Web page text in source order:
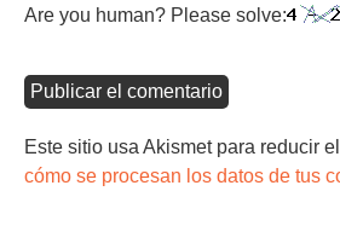
Are you human? Please solve:
Este sitio usa Akismet para reducir
cómo se procesan los datos de tus